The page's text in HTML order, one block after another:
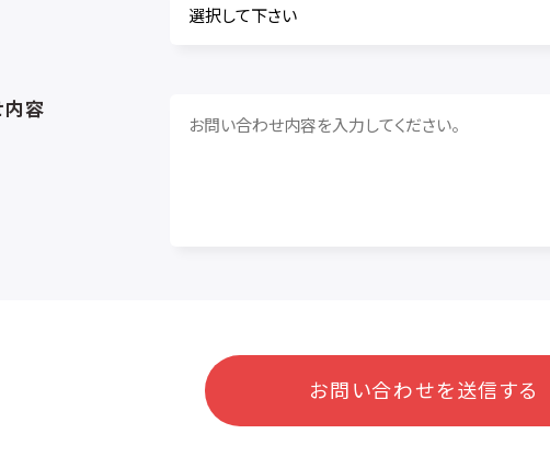
容
お問い合わせを送信する